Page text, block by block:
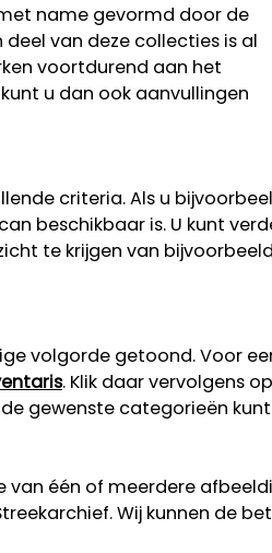
name gevormd door de
deel van deze collecties is al
voortdurend aan het
u dan ook aanvullingen
criteria. Als u
beschikbaar is. U kunt
te krijgen van
volgorde getoond. Voor
. Klik daar vervolgens
gewenste categorieën
één of meerdere
Wij kunnen de